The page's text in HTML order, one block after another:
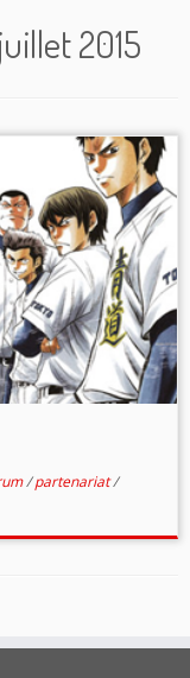
2015
/partenariat/